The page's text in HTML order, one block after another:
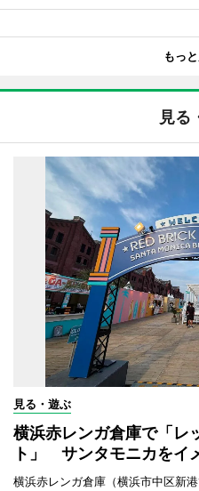
もっ
見る
見る・遊ぶ
横浜赤レンガ倉庫で「レ
ト」 サンタモニカをイ
横浜赤レンガ倉庫（横浜市中区新